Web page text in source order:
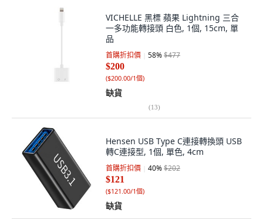
VICHELLE 黑標 蘋果 Lightning 三合
一多功能轉接頭 白色, 1個, 15cm, 單
品
首購折扣價 58%$477
$200
($200.00/1個)
缺貨
(13)
Hensen USB Type C連接轉換頭 USB
轉C連接型, 1個, 單色, 4cm
首購折扣價 40%$202
$121
($121.00/1個)
缺貨